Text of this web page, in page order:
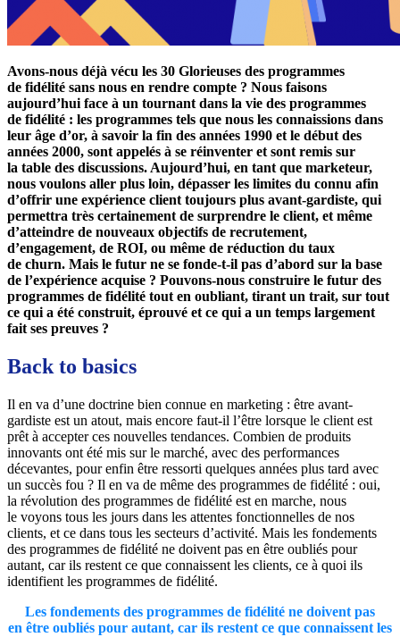
Avons-nous déjà vécu les 30 Glorieuses des programmes
de fidélité sans nous en rendre compte ? Nous faisons
aujourd’hui face à un tournant dans la vie des programmes
de fidélité : les programmes tels que nous les connaissions dans
leur âge d’or, à savoir la fin des années 1990 et le début des
années 2000, sont appelés à se réinventer et sont remis sur
la table des discussions. Aujourd’hui, en tant que marketeur,
nous voulons aller plus loin, dépasser les limites du connu afin
d’offrir une expérience client toujours plus avant-gardiste, qui
permettra très certainement de surprendre le client, et même
d’atteindre de nouveaux objectifs de recrutement,
d’engagement, de ROI, ou même de réduction du taux
de churn. Mais le futur ne se fonde-t-il pas d’abord sur la base
de l’expérience acquise ? Pouvons-nous construire le futur des
programmes de fidélité tout en oubliant, tirant un trait, sur tout
ce qui a été construit, éprouvé et ce qui a un temps largement
fait ses preuves ?
Back to basics
Il en va d’une doctrine bien connue en marketing : être avant-
gardiste est un atout, mais encore faut-il l’être lorsque le client est
prêt à accepter ces nouvelles tendances. Combien de produits
innovants ont été mis sur le marché, avec des performances
décevantes, pour enfin être ressorti quelques années plus tard avec
un succès fou ? Il en va de même des programmes de fidélité : oui,
la révolution des programmes de fidélité est en marche, nous
le voyons tous les jours dans les attentes fonctionnelles de nos
clients, et ce dans tous les secteurs d’activité. Mais les fondements
des programmes de fidélité ne doivent pas en être oubliés pour
autant, car ils restent ce que connaissent les clients, ce à quoi ils
identifient les programmes de fidélité.
Les fondements des programmes de fidélité ne doivent pas
en être oubliés pour autant, car ils restent ce que connaissent les